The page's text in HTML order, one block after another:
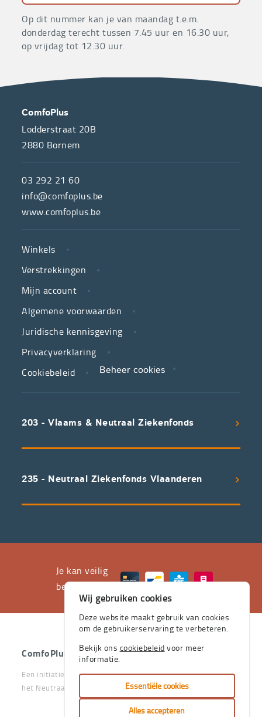
Op dit nummer kan je van maandag t.e.m.
donderdag terecht tussen 7.45 uur en 16.30 uur,
op vrijdag tot 12.30 uur.
OVER
ONS
de
hulpmiddelenwinkel
van
neutrale
ziekenfondsen,
is
partner
in
zorg.
We
voorwaarden
uitstekend
waarvan
huis
stevige
zijn.
CONTACT
ComfoPlus
Lodderstraat 20B
2880 Bornem
03 292 21 60
info@comfoplus.be
www.comfoplus.be
LINKS
Winkels
Verstrekkingen
Mijn account
Algemene voorwaarden
Juridische kennisgeving
Privacyverklaring
Cookiebeleid
Beheer cookies
203 - Vlaams & Neutraal Ziekenfonds
235 - Neutraal Ziekenfonds Vlaanderen
Je kan veilig
betalen met
ComfoPlus - 2026 - Alle rechten voorbehouden.
Een initiatief van het Vlaams & Neutraal Ziekenfonds en van
het Neutraal Ziekenfonds Vlaanderen
Wij gebruiken cookies
Deze website maakt gebruik van cookies
om de gebruikerservaring te verbeteren.
Bekijk ons cookiebeleid voor meer
informatie.
Essentiële cookies
Alles accepteren